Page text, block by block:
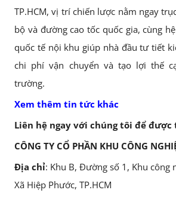
TP.HCM, vị trí chiến lược nằm ngay
bộ và đường cao tốc quốc gia, cùng
quốc tế nội khu giúp nhà đầu tư tiết
chi phí vận chuyển và tạo lợi thế
trường.
Xem thêm tin tức khác
Liên hệ ngay với chúng tôi để
CÔNG TY CỔ PHẦN KHU CÔNG
Địa chỉ: Khu B, Đường số 1, Khu công
Xã Hiệp Phước, TP.HCM